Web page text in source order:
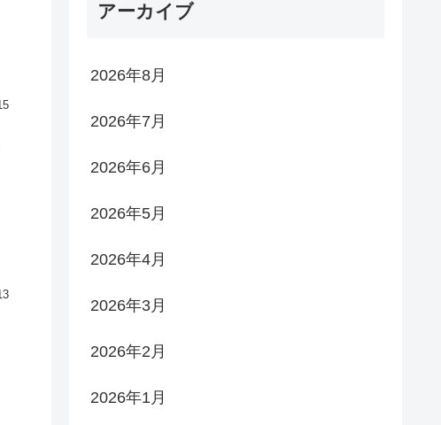
アーカイブ
2026年8月
2026年7月
2026年6月
2026年5月
2026年4月
2026年3月
2026年2月
2026年1月